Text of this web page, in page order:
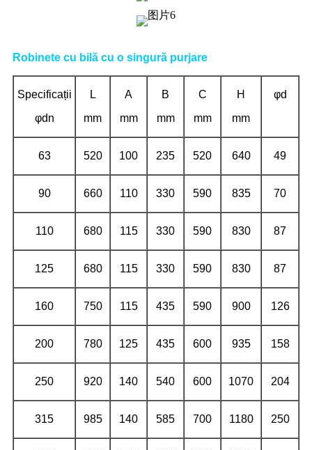
Robinete cu bilă cu o singură purjare
Specificații
φdn
L
mm
A
mm
B
mm
C
mm
H
mm
φd
63 520 100 235 520 640 49
90 660 110 330 590 835 70
110 680 115 330 590 830 87
125 680 115 330 590 830 87
160 750 115 435 590 900 126
200 780 125 435 600 935 158
250 920 140 540 600 1070 204
315 985 140 585 700 1180 250